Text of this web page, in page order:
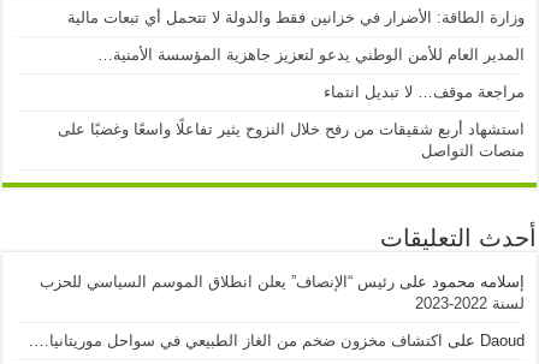
وزارة الطاقة: الأضرار في خزانين فقط والدولة لا تتحمل أي تبعات مالية
المدير العام للأمن الوطني يدعو لتعزيز جاهزية المؤسسة الأمنية…
مراجعة موقف… لا تبديل انتماء
استشهاد أربع شقيقات من رفح خلال النزوح يثير تفاعلًا واسعًا وغضبًا على
منصات التواصل
أحدث التعليقات
إسلامه محمود علىرئيس “الإنصاف” يعلن انطلاق الموسم السياسي للحزب
لسنة 2022-2023
Daoud على اكتشاف مخزون ضخم من الغاز الطبيعي في سواحل موريتانيا….